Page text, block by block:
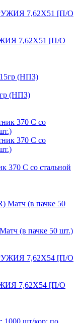
7,62Х51 [П/О
(НПЗ)
370 С со стальной
(в пачке 50 шт.)
7,62Х54 [П/О